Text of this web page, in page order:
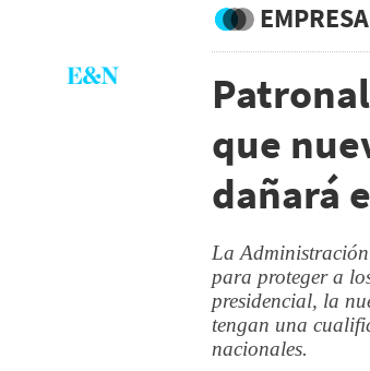
que
dañará
La
para proteger a
presidencial, la
tengan una
nacionales.